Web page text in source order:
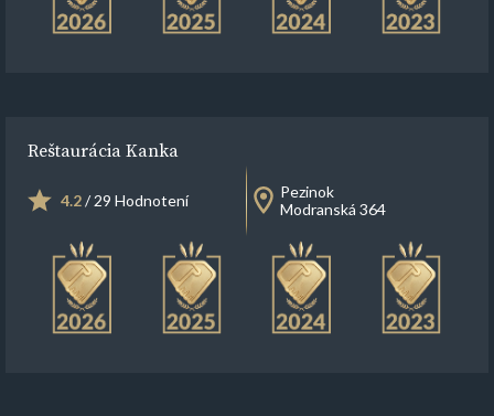
Reštaurácia Kanka
4.2/ 29 Hodnotení
Pezinok
Modranská 364